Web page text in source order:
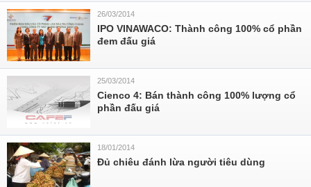
26/03/2014
IPO VINAWACO: Thành công 100% cổ phần
đem đấu giá
25/03/2014
Cienco 4: Bán thành công 100% lượng cổ
phần đấu giá
18/01/2014
Đủ chiêu đánh lừa người tiêu dùng